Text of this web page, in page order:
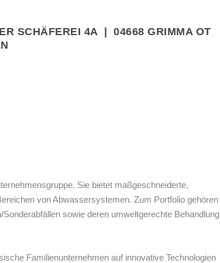
SCHÄFEREI 4A | 04668 GRIMMA OT
Sie bietet maßgeschneiderte,
von Abwassersystemen. Zum Portfolio gehören
sowie deren umweltgerechte Behandlung
Familienunternehmen auf innovative Technologien